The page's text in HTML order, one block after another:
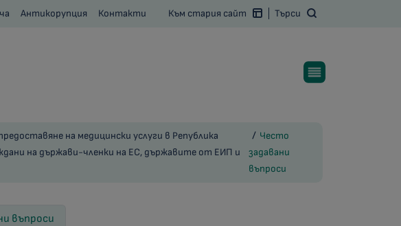
Антикорупция Контакти Към стария сайт Търси
на медицински услуги в Република
на държави-членки на ЕС, държавите от ЕИП и
Често
задавани
въпроси
въпроси